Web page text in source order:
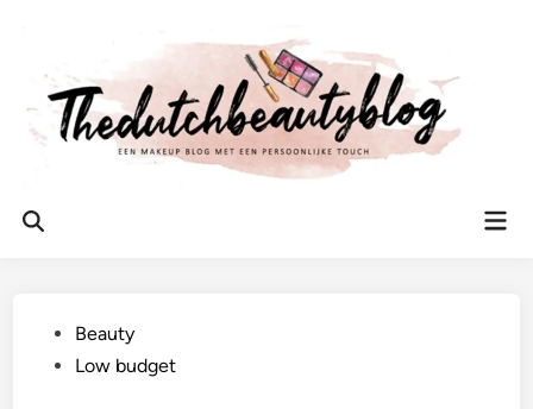
inhoud
Zoeken
Geplaatst
Beauty
Low budget